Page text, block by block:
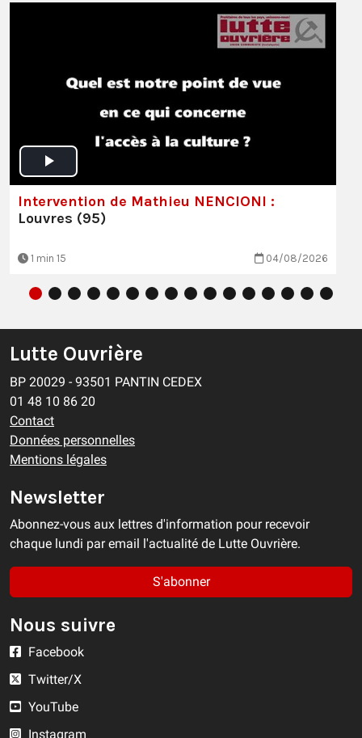
Intervention de Mathieu NENCIONI :
Louvres (95)
1 min 15 04/08/2026
Lutte Ouvrière
BP 20029 - 93501 PANTIN CEDEX
01 48 10 86 20
Contact
Données personnelles
Mentions légales
Newsletter
Abonnez-vous aux lettres d'information pour recevoir
chaque lundi par email l'actualité de Lutte Ouvrière.
S'abonner
Nous suivre
Facebook
Twitter/X
YouTube
Instagram